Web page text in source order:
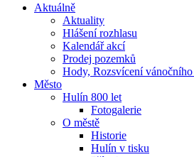
Aktuálně
Aktuality
Hlášení rozhlasu
Kalendář akcí
Prodej pozemků
Hody, Rozsvícení vánočního
Město
Hulín 800 let
Fotogalerie
O městě
Historie
Hulín v tisku